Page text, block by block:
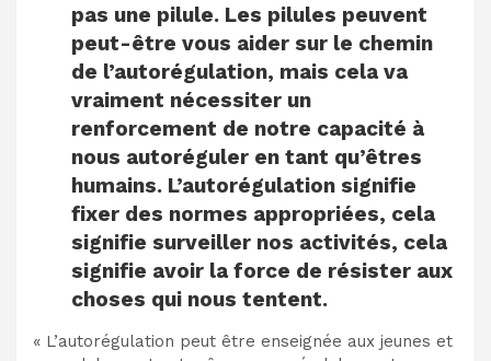
pas une pilule. Les pilules peuvent
peut-être vous aider sur le chemin
de l’autorégulation, mais cela va
vraiment nécessiter un
renforcement de notre capacité à
nous autoréguler en tant qu’êtres
humains. L’autorégulation signifie
fixer des normes appropriées, cela
signifie surveiller nos activités, cela
signifie avoir la force de résister aux
choses qui nous tentent.
« L’autorégulation peut être enseignée aux jeunes et